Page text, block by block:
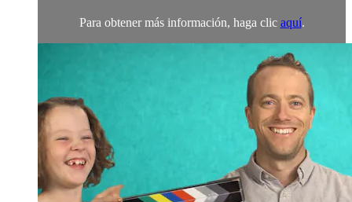
Para obtener más información, haga clic aquí.